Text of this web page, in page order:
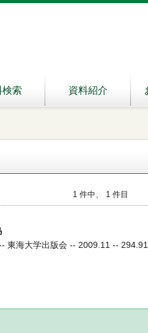
検索 資料紹介
1 件中、 1 件目
東海大学出版会 -- 2009.11 -- 294.91